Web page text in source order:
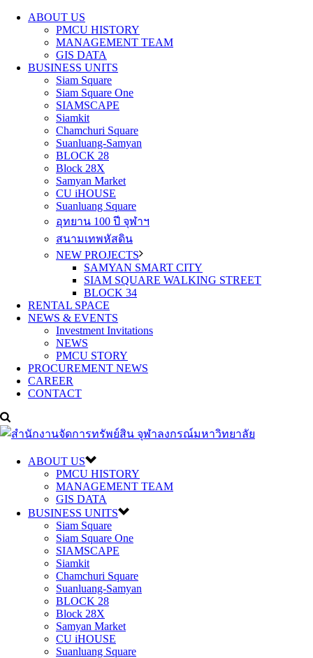
ABOUT US
PMCU HISTORY
MANAGEMENT TEAM
GIS DATA
BUSINESS UNITS
Siam Square
Siam Square One
SIAMSCAPE
Siamkit
Chamchuri Square
Suanluang-Samyan
BLOCK 28
Block 28X
Samyan Market
CU iHOUSE
Suanluang Square
อุทยาน 100 ปี จุฬาฯ
สนามเทพหัสดิน
NEW PROJECTS
SAMYAN SMART CITY
SIAM SQUARE WALKING STREET
BLOCK 34
RENTAL SPACE
NEWS & EVENTS
Investment Invitations
NEWS
PMCU STORY
PROCUREMENT NEWS
CAREER
CONTACT
ABOUT US
PMCU HISTORY
MANAGEMENT TEAM
GIS DATA
BUSINESS UNITS
Siam Square
Siam Square One
SIAMSCAPE
Siamkit
Chamchuri Square
Suanluang-Samyan
BLOCK 28
Block 28X
Samyan Market
CU iHOUSE
Suanluang Square